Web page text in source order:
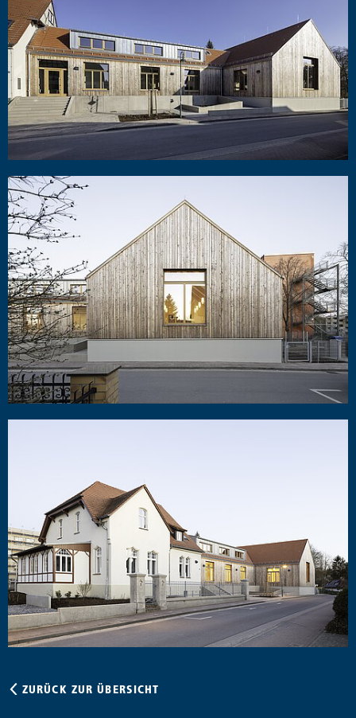
ZURÜCK ZUR ÜBERSICHT